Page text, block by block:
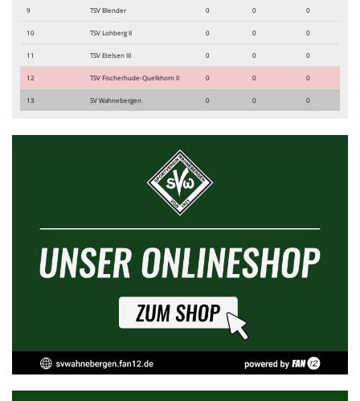
9 TSV Blender 0 0 0
10 TSV Lohberg II 0 0 0
11 TSV Etelsen III 0 0 0
12 TSV Fischerhude-Quelkhorn II 0 0 0
13 SV Wahnebergen 0 0 0